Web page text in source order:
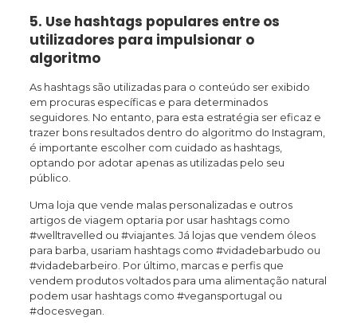
5. Use hashtags populares entre os
utilizadores para impulsionar o
algoritmo
As hashtags são utilizadas para o conteúdo ser exibido
em procuras específicas e para determinados
seguidores. No entanto, para esta estratégia ser eficaz e
trazer bons resultados dentro do algoritmo do Instagram,
é importante escolher com cuidado as hashtags,
optando por adotar apenas as utilizadas pelo seu
público.
Uma loja que vende malas personalizadas e outros
artigos de viagem optaria por usar hashtags como
#welltravelled ou #viajantes. Já lojas que vendem óleos
para barba, usariam hashtags como #vidadebarbudo ou
#vidadebarbeiro. Por último, marcas e perfis que
vendem produtos voltados para uma alimentação natural
podem usar hashtags como #vegansportugal ou
#docesvegan.